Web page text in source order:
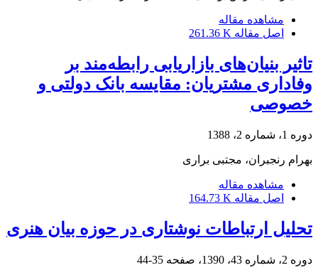
مشاهده مقاله
اصل مقاله 261.36 K
تاثیر بنیان‌های بازاریابی رابطه‌مند بر
وفاداری مشتریان: مقایسه بانک‌ دولتی و
خصوصی
دوره 1، شماره 2، 1388
بهرام رنجبران، مجتبی براری
مشاهده مقاله
اصل مقاله 164.73 K
تحلیل ارتباطات نوشتاری در حوزه بیان هنری
دوره 2، شماره 43، 1390، صفحه 35-44